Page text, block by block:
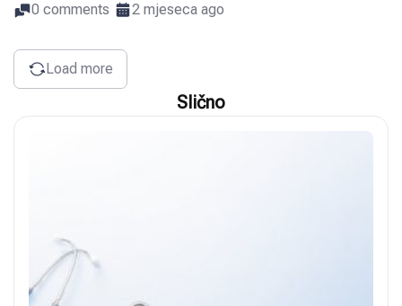
0 comments 2 mjeseca ago
Load more
Slično